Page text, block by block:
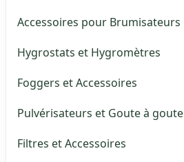
Accessoires pour Brumisateurs
Hygrostats et Hygromètres
Foggers et Accessoires
Pulvérisateurs et Goute à goute
Filtres et Accessoires